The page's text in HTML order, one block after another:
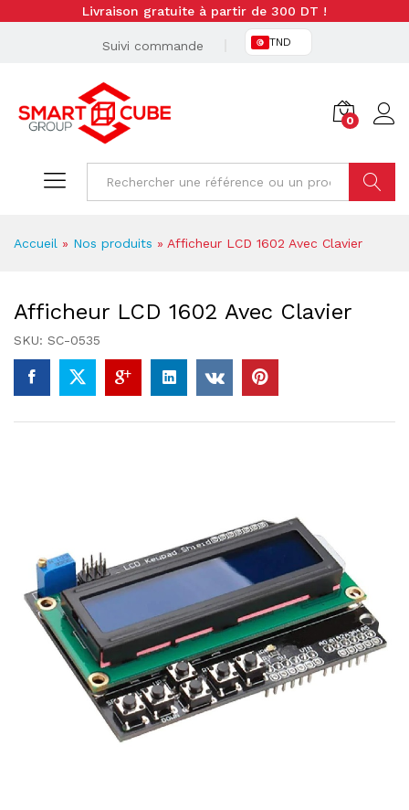
Livraison gratuite à partir de 300 DT !
Suivi commande TND
0
Accueil » Nos produits » Afficheur LCD 1602 Avec Clavier
Afficheur LCD 1602 Avec Clavier
SKU: SC-0535